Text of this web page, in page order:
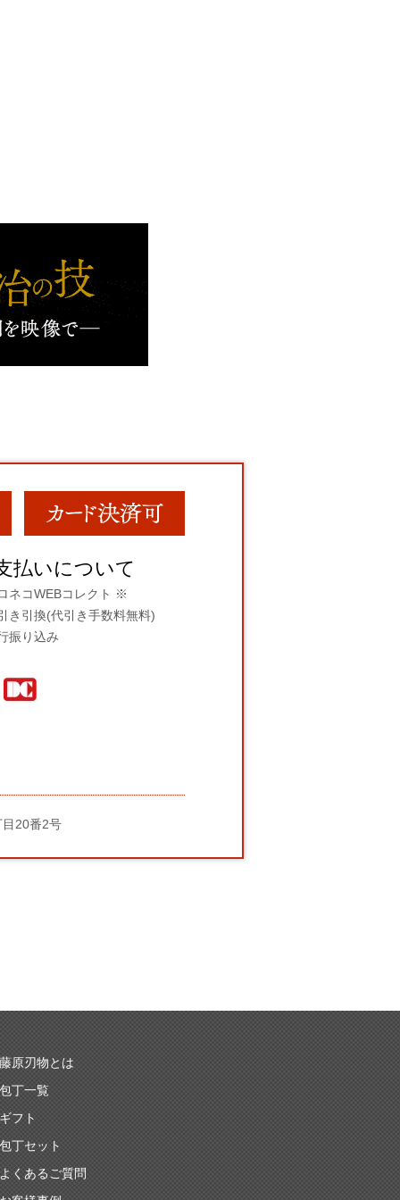
払いについて
ネコWEBコレクト ※
き引換(代引き手数料無料)
振り込み
20番2号
藤原刃物とは
包丁一覧
ギフト
包丁セット
よくあるご質問